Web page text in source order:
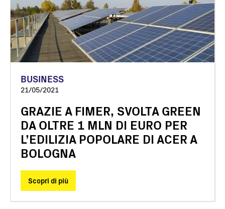
BUSINESS
21/05/2021
GRAZIE A FIMER, SVOLTA GREEN
DA OLTRE 1 MLN DI EURO PER
L’EDILIZIA POPOLARE DI ACER A
BOLOGNA
Scopri di più